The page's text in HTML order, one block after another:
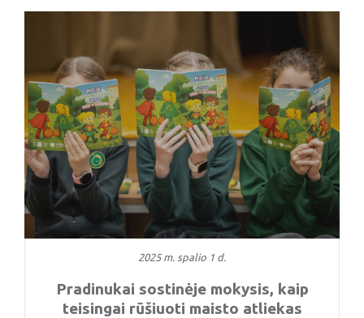
2025 m. spalio 1 d.
Pradinukai sostinėje mokysis, kaip
teisingai rūšiuoti maisto atliekas